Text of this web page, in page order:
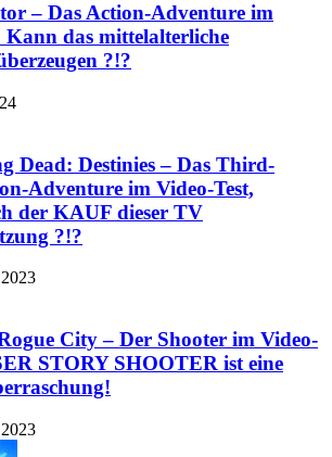
– Das Action-Adventure im
Kann das mittelalterliche
?!?
Dead: Destinies – Das Third-
Adventure im Video-Test,
der KAUF dieser TV
?!?
City – Der Shooter im Video-
STORY SHOOTER ist eine